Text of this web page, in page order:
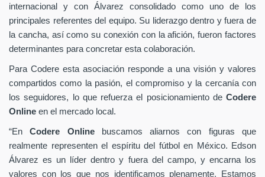
internacional y con Álvarez consolidado como uno de los
principales referentes del equipo. Su liderazgo dentro y fuera de
la cancha, así como su conexión con la afición, fueron factores
determinantes para concretar esta colaboración.
Para Codere esta asociación responde a una visión y valores
compartidos como la pasión, el compromiso y la cercanía con
los seguidores, lo que refuerza el posicionamiento de Codere
Online en el mercado local.
“EnCodere Onlinebuscamos aliarnos con figuras que
realmente representen el espíritu del fútbol en México. Edson
Álvarez es un líder dentro y fuera del campo, y encarna los
valores con los que nos identificamos plenamente. Estamos